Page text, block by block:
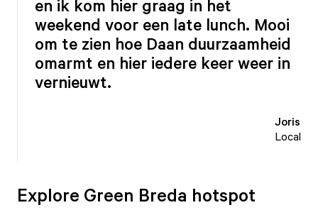
en ik kom hier graag in het
weekend voor een late lunch. Mooi
om te zien hoe Daan duurzaamheid
omarmt en hier iedere keer weer in
vernieuwt.
Joris
Local
Explore Green Breda hotspot